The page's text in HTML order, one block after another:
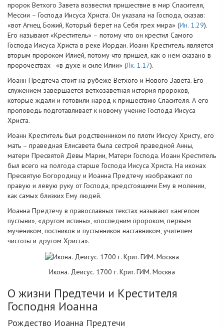
пророк Ветхого Завета возвестил пришествие в мир Спасителя,
Мессии – Господа Иисуса Христа. Он указала на Господа, сказав:
«вот Агнец Божий, Который берет на Себя грех мира» (Ин. 1.29).
Его называют «Креститель» – потому что он крестил Самого
Господа Иисуса Христа в реке Иордан. Иоанн Креститель является
вторым пророком Илией, потому что пришел, как о нем сказано в
пророчествах - «в духе и силе Илии» (Лк. 1.17).
Иоанн Предтеча стоит на рубеже Ветхого и Нового Завета. Его
служением завершается ветхозаветная история пророков,
которые ждали и готовили народ к пришествию Спасителя. А его
проповедь подготавливает к новому учение Господа Иисуса
Христа.
Иоанн Креститель был родственником по плоти Иисусу Христу, его
мать – праведная Елисавета была сестрой праведной Анны,
матери Пресвятой Девы Марии, Матери Господа. Иоанн Креститель
был всего на полгода старше Господа Иисуса Христа. На иконах
Пресвятую Богородицу и Иоанна Предтечу изображают по
правую и левую руку от Господа, предстоящими Ему в молении,
как самых близких Ему людей.
Иоанна Предтечу в православных текстах называют «ангелом
пустыни», «другом истины», «последним пророком, первым
мучеником, постников и пустынников наставником, учителем
чистоты и другом Христа».
Икона. Деисус. 1700 г. Крит. ГИМ. Москва
О жизни Предтечи и Крестителя
Господня Иоанна
Рождество Иоанна Предтечи